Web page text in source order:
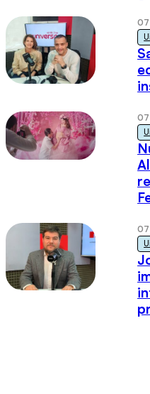
07
07
07